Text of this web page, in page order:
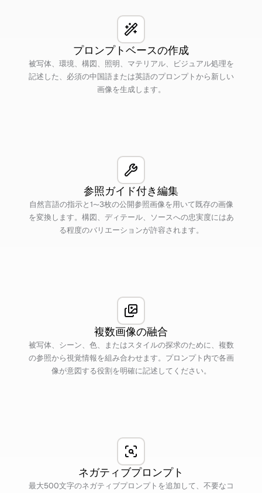
プロンプトベースの作成
被写体、環境、構図、照明、マテリアル、ビジュアル処理を
記述した、必須の中国語または英語のプロンプトから新しい
画像を生成します。
参照ガイド付き編集
自然言語の指示と1〜3枚の公開参照画像を用いて既存の画像
を変換します。構図、ディテール、ソースへの忠実度にはあ
る程度のバリエーションが許容されます。
複数画像の融合
被写体、シーン、色、またはスタイルの探求のために、複数
の参照から視覚情報を組み合わせます。プロンプト内で各画
像が意図する役割を明確に記述してください。
ネガティブプロンプト
最大500文字のネガティブプロンプトを追加して、不要なコ